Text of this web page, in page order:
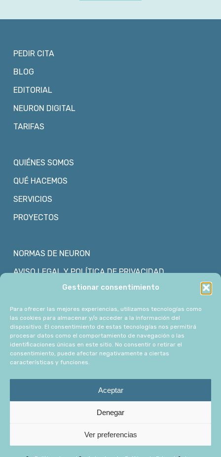
Gestionar consentimiento
Para ofrecer las mejores experiencias, utilizamos tecnologías como
las cookies para almacenar y/o acceder a la información del
dispositivo. El consentimiento de estas tecnologías nos permitirá
procesar datos como el comportamiento de navegación o las
identificaciones únicas en este sitio. No consentir o retirar el
consentimiento, puede afectar negativamente a ciertas
características y funciones.
Aceptar
Denegar
Ver preferencias
PEDIR CITA
BLOG
EDITORIAL
NEURON DIGITAL
TARIFAS
QUIÉNES SOMOS
QUÉ HACEMOS
SERVICIOS
PROYECTOS
NORMAS DE NEURON
AVISO LEGAL Y POLÍTICA DE PRIVACIDAD
POLÍTICA DE COOKIES
CONTACTO
ASÓCIATE
ASOCIADOS
TRABAJA CON NOSOTROS
© 2026 NeuronDiverso. |Diseño web